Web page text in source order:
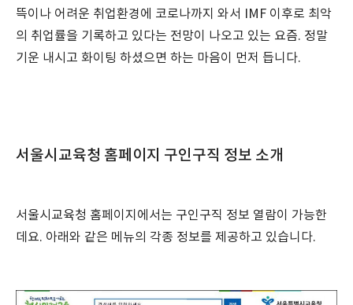
뜩이나 어려운 취업환경에 코로나까지 와서 IMF 이후로 최악
의 취업률을 기록하고 있다는 전망이 나오고 있는 요즘. 정말
기운 내시고 화이팅 하셨으면 하는 마음이 먼저 듭니다.
서울시교육청 홈페이지 구인구직 정보 소개
서울시교육청 홈페이지에서는 구인구직 정보 열람이 가능한
데요. 아래와 같은 메뉴의 각종 정보를 제공하고 있습니다.